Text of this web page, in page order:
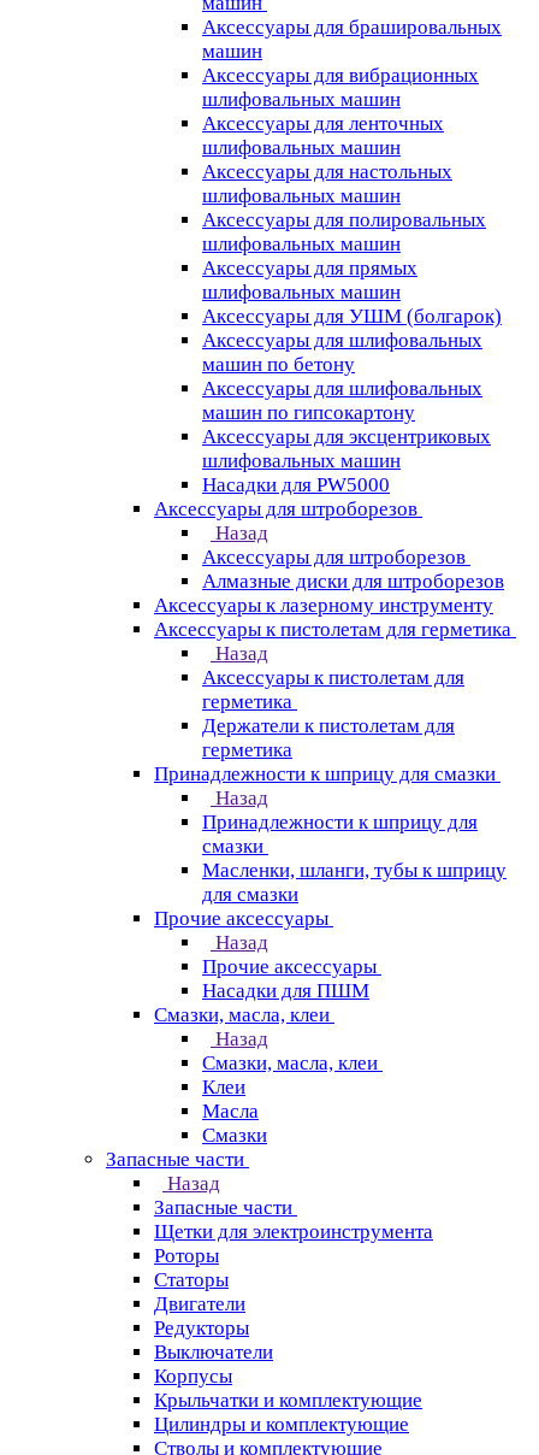
Аксессуары для брашировальных
машин
Аксессуары для вибрационных
шлифовальных машин
Аксессуары для ленточных
шлифовальных машин
Аксессуары для настольных
шлифовальных машин
Аксессуары для полировальных
шлифовальных машин
Аксессуары для прямых
шлифовальных машин
Аксессуары для УШМ (болгарок)
Аксессуары для шлифовальных
машин по бетону
Аксессуары для шлифовальных
машин по гипсокартону
Аксессуары для эксцентриковых
шлифовальных машин
Насадки для PW5000
Аксессуары для штроборезов
Назад
Аксессуары для штроборезов
Алмазные диски для штроборезов
Аксессуары к лазерному инструменту
Аксессуары к пистолетам для герметика
Назад
Аксессуары к пистолетам для
герметика
Держатели к пистолетам для
герметика
Принадлежности к шприцу для смазки
Назад
Принадлежности к шприцу для
смазки
Масленки, шланги, тубы к шприцу
для смазки
Прочие аксессуары
Назад
Прочие аксессуары
Насадки для ПШМ
Смазки, масла, клеи
Назад
Смазки, масла, клеи
Клеи
Масла
Смазки
Запасные части
Назад
Запасные части
Щетки для электроинструмента
Роторы
Статоры
Двигатели
Редукторы
Выключатели
Корпусы
Крыльчатки и комплектующие
Цилиндры и комплектующие
Стволы и комплектующие